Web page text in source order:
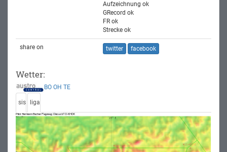
Aufzeichnung ok
GRecord ok
FR ok
Strecke ok
share on twitter facebook
Wetter:
BO OH TE
sis liga